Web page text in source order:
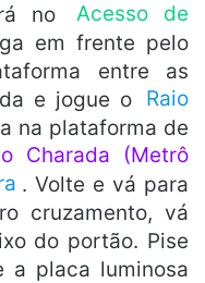
no
Acesso de
em frente pelo
entre as
e jogue o
Raio
na plataforma de
Charada (Metrô
. Volte e vá para
cruzamento, vá
do portão. Pise
a placa luminosa